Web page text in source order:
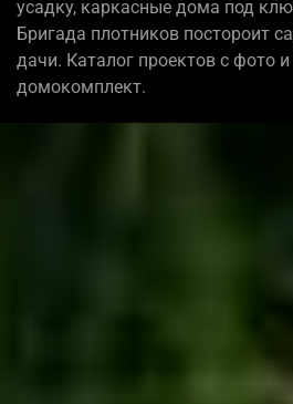
усадку, каркасные дома под
Бригада плотников постороит
дачи. Каталог проектов с фото
домокомплект.